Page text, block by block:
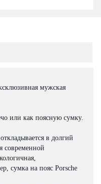
мужская
или как поясную сумку.
в долгий
современной
сумка на пояс Porsche